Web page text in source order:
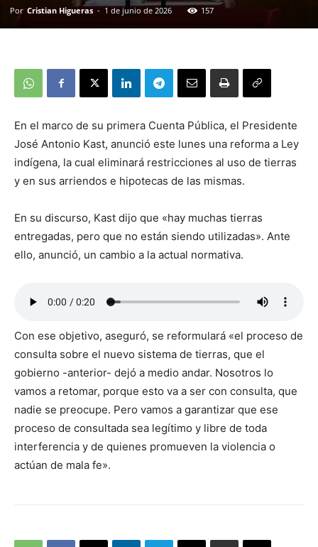
Por Cristian Higueras - 1 de junio de 2026 157
En el marco de su primera Cuenta Pública, el Presidente
José Antonio Kast, anunció este lunes una reforma a Ley
indígena, la cual eliminará restricciones al uso de tierras
y en sus arriendos e hipotecas de las mismas.
En su discurso, Kast dijo que «hay muchas tierras
entregadas, pero que no están siendo utilizadas». Ante
ello, anunció, un cambio a la actual normativa.
Con ese objetivo, aseguró, se reformulará «el proceso de
consulta sobre el nuevo sistema de tierras, que el
gobierno -anterior- dejó a medio andar. Nosotros lo
vamos a retomar, porque esto va a ser con consulta, que
nadie se preocupe. Pero vamos a garantizar que ese
proceso de consultada sea legítimo y libre de toda
interferencia y de quienes promueven la violencia o
actúan de mala fe».